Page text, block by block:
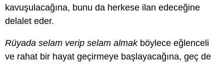
kavuşulacağına, bunu da herkese ilan edeceğine
delalet eder.
Rüyada selam verip selam almakböylece eğlenceli
ve rahat bir hayat geçirmeye başlayacağına, geç de